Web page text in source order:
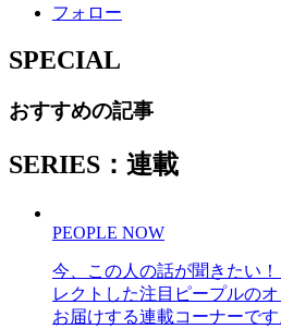
フォロー
SPECIAL
おすすめの記事
SERIES：連載
PEOPLE NOW
今、この人の話が聞きたい
レクトした注目ピープルの
お届けする連載コーナーで